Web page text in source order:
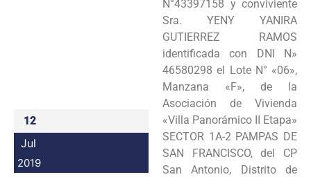
12
Jul
2019
N°43397158 y conviviente
Sra. YENY YANIRA
GUTIERREZ RAMOS
identificada con DNI N»
46580298 el Lote N° «06»,
Manzana «F», de la
Asociación de Vivienda
«Villa Panorámico II Etapa»
SECTOR 1A-2 PAMPAS DE
SAN FRANCISCO, del CP
San Antonio, Distrito de